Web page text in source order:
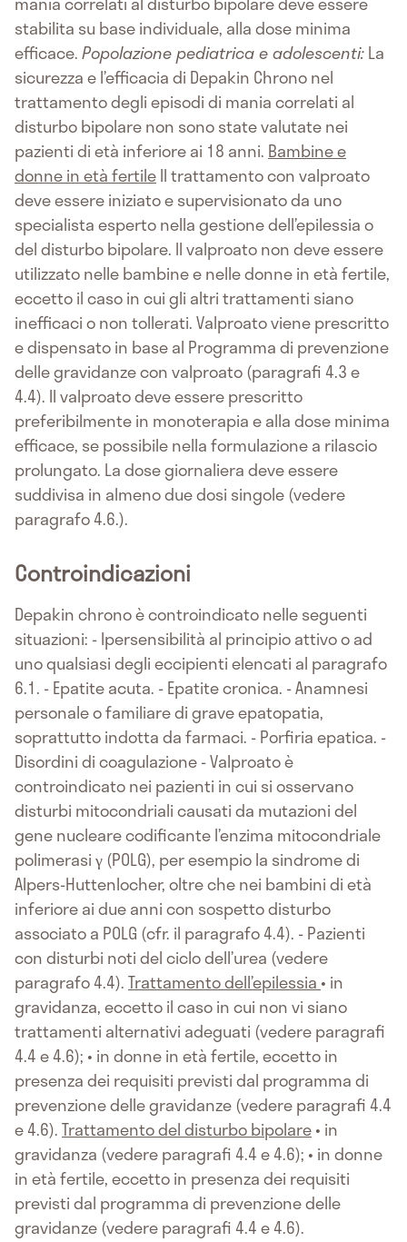
stabilita su base individuale, alla dose minima
efficace.Popolazione pediatrica e adolescenti:La
sicurezza e l’efficacia di Depakin Chrono nel
trattamento degli episodi di mania correlati al
disturbo bipolare non sono state valutate nei
pazienti di età inferiore ai 18 anni. Bambine e
donne in età fertileIl trattamento con valproato
deve essere iniziato e supervisionato da uno
specialista esperto nella gestione dell’epilessia o
del disturbo bipolare. Il valproato non deve essere
utilizzato nelle bambine e nelle donne in età fertile,
eccetto il caso in cui gli altri trattamenti siano
inefficaci o non tollerati. Valproato viene prescritto
e dispensato in base al Programma di prevenzione
delle gravidanze con valproato (paragrafi 4.3 e
4.4). Il valproato deve essere prescritto
preferibilmente in monoterapia e alla dose minima
efficace, se possibile nella formulazione a rilascio
prolungato. La dose giornaliera deve essere
suddivisa in almeno due dosi singole (vedere
paragrafo 4.6.).
Controindicazioni
Depakin chrono è controindicato nelle seguenti
situazioni: - Ipersensibilità al principio attivo o ad
uno qualsiasi degli eccipienti elencati al paragrafo
6.1. - Epatite acuta. - Epatite cronica. - Anamnesi
personale o familiare di grave epatopatia,
soprattutto indotta da farmaci. - Porfiria epatica. -
Disordini di coagulazione - Valproato è
controindicato nei pazienti in cui si osservano
disturbi mitocondriali causati da mutazioni del
gene nucleare codificante l’enzima mitocondriale
polimerasi γ (POLG), per esempio la sindrome di
Alpers-Huttenlocher, oltre che nei bambini di età
inferiore ai due anni con sospetto disturbo
associato a POLG (cfr. il paragrafo 4.4). - Pazienti
con disturbi noti del ciclo dell’urea (vedere
paragrafo 4.4).Trattamento dell’epilessia • in
gravidanza, eccetto il caso in cui non vi siano
trattamenti alternativi adeguati (vedere paragrafi
4.4 e 4.6); • in donne in età fertile, eccetto in
presenza dei requisiti previsti dal programma di
prevenzione delle gravidanze (vedere paragrafi 4.4
e 4.6).Trattamento del disturbo bipolare• in
gravidanza (vedere paragrafi 4.4 e 4.6); • in donne
in età fertile, eccetto in presenza dei requisiti
previsti dal programma di prevenzione delle
gravidanze (vedere paragrafi 4.4 e 4.6).